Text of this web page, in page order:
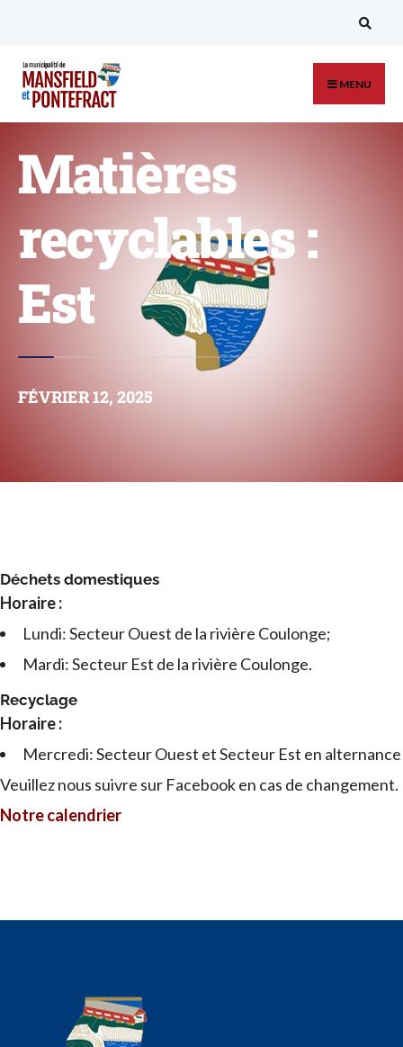
MENU
Matières
recyclables :
Est
FÉVRIER 12, 2025
Déchets domestiques
Horaire :
Lundi: Secteur Ouest de la rivière Coulonge;
Mardi: Secteur Est de la rivière Coulonge.
Recyclage
Horaire :
Mercredi: Secteur Ouest et Secteur Est en alternance
Veuillez nous suivre sur Facebook en cas de changement.
Notre calendrier